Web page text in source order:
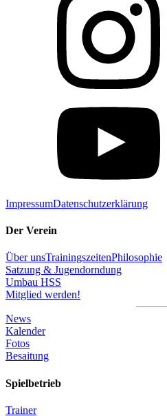
ImpressumDatenschutzerklärung
Der Verein
Über unsTrainingszeitenPhilosophie
Satzung & Jugendorndung
Umbau HSS
Mitglied werden!
News
Kalender
Fotos
Besaitung
Spielbetrieb
Trainer